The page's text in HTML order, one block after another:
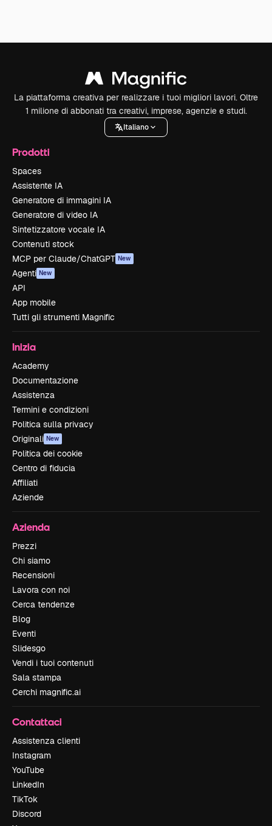
La piattaforma creativa per realizzare i tuoi migliori lavori. Oltre
1 milione di abbonati tra creativi, imprese, agenzie e studi.
Italiano
Prodotti
Spaces
Assistente IA
Generatore di immagini IA
Generatore di video IA
Sintetizzatore vocale IA
Contenuti stock
MCP per Claude/ChatGPT New
Agenti New
API
App mobile
Tutti gli strumenti Magnific
Inizia
Academy
Documentazione
Assistenza
Termini e condizioni
Politica sulla privacy
Originali New
Politica dei cookie
Centro di fiducia
Affiliati
Aziende
Azienda
Prezzi
Chi siamo
Recensioni
Lavora con noi
Cerca tendenze
Blog
Eventi
Slidesgo
Vendi i tuoi contenuti
Sala stampa
Cerchi magnific.ai
Contattaci
Assistenza clienti
Instagram
YouTube
LinkedIn
TikTok
Discord